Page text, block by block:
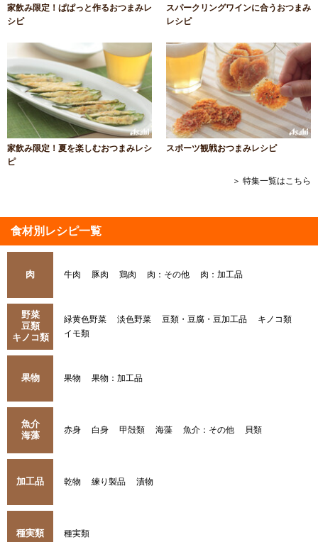
家飲み限定！ぱぱっと作るおつまみレ
シピ
スパークリングワインに合うおつまみ
レシピ
家飲み限定！夏を楽しむおつまみレシ
ピ
スポーツ観戦おつまみレシピ
＞ 特集一覧はこちら
食材別レシピ一覧
肉 牛肉 豚肉 鶏肉 肉：その他 肉：加工品
野菜
豆類
キノコ類
緑黄色野菜 淡色野菜 豆類・豆腐・豆加工品
キノコ類
イモ類
果物 果物 果物：加工品
魚介
海藻
赤身 白身 甲殻類 海藻 魚介：その他 貝類
加工品 乾物 練り製品 漬物
種実類 種実類